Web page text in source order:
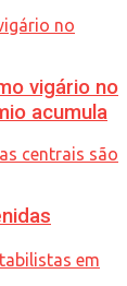
acumula
vigário no